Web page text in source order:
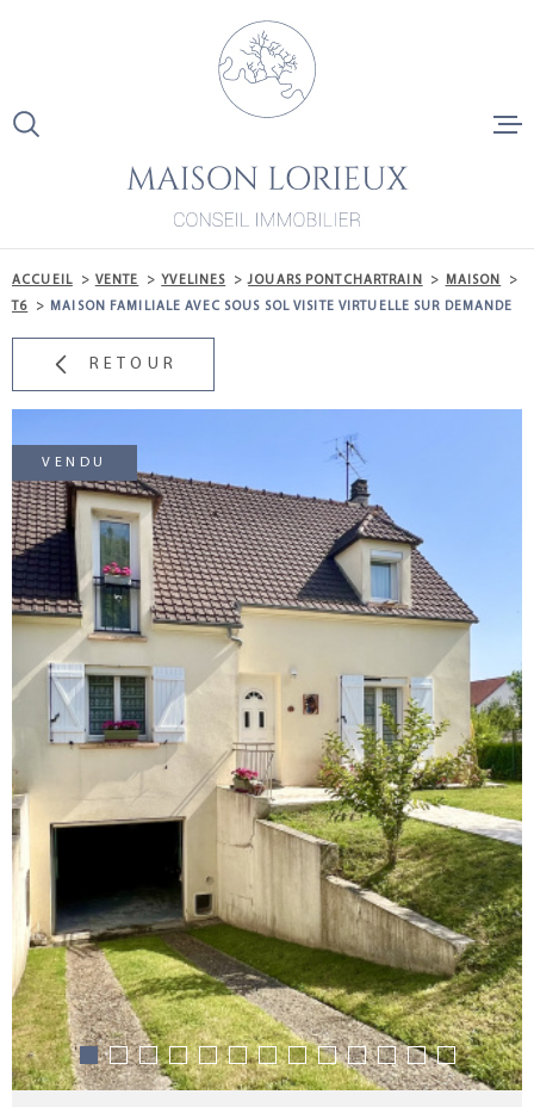
LOCATION
GESTION
NOTRE
CONTACT
ACCUEIL VENTE YVELINES JOUARS PONTCHARTRAIN
MAISON
T6
MAISON FAMILIALE AVEC SOUS SOL VISITE VIRTUELLE SUR DEMANDE
RETOUR
VENDU